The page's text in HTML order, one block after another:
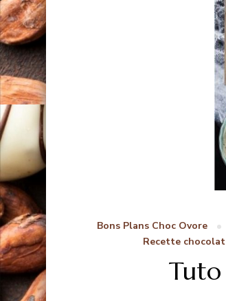
Bons Plans Choc Ovore
Recette